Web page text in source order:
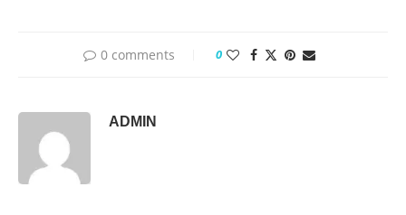
0 comments 0
ADMIN